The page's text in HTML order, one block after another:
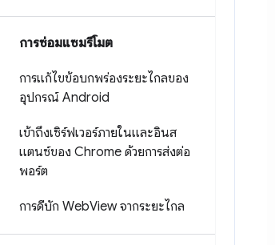
การซ่อมแซมรีโมต
การแก้ไขข้อบกพร่องระยะไกลของ
อุปกรณ์ Android
เข้าถึงเซิร์ฟเวอร์ภายในและอินส
แตนซ์ของ Chrome ด้วยการส่งต่อ
พอร์ต
การดีบัก WebView จากระยะไกล